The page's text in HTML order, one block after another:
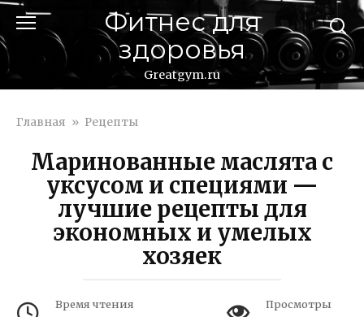
Перейти
контенту
Фитнес для
здоровья
Greatgym.ru
Главная » Рецепты
Маринованные маслята с
уксусом и специями —
лучшие рецепты для
экономных и умелых
хозяек
Время чтения Просмотры